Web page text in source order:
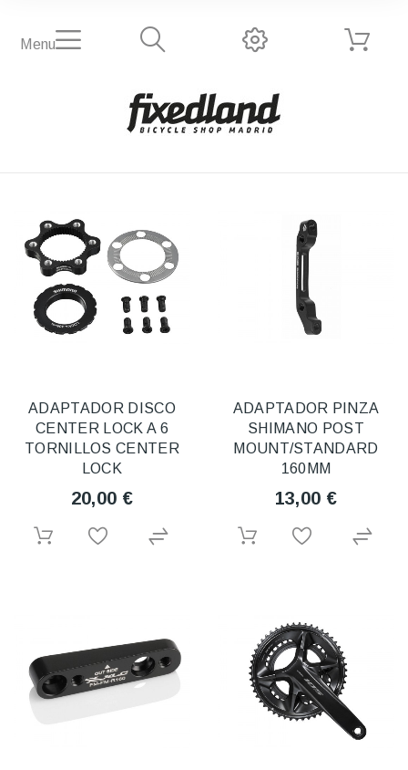
Menu
ADAPTADOR DISCO
CENTER LOCK A 6
TORNILLOS CENTER
LOCK
20,00 €
ADAPTADOR PINZA
SHIMANO POST
MOUNT/STANDARD
160MM
13,00 €